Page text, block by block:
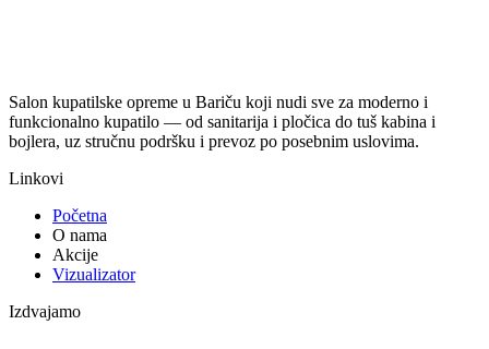
Salon kupatilske opreme u Bariču koji nudi sve za moderno i
funkcionalno kupatilo — od sanitarija i pločica do tuš kabina i
bojlera, uz stručnu podršku i prevoz po posebnim uslovima.
Linkovi
Početna
O nama
Akcije
Vizualizator
Izdvajamo